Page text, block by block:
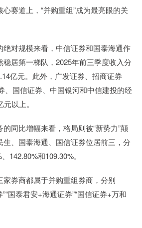
赛道上，“并购重组”成为最亮眼的关
对规模来看，中信证券和国泰海通作
居第一梯队，2025年前三季度收入分
亿元。此外，广发证券、招商证券
、国信证券、中国银河和中信建投的经
以上。
同比增幅来看，格局则被“新势力”颠
、国泰海通、国信证券位居前三，分
142.80%和109.30%。
券商都属于并购重组券商，分别
国泰君安+海通证券”“国信证券+万和